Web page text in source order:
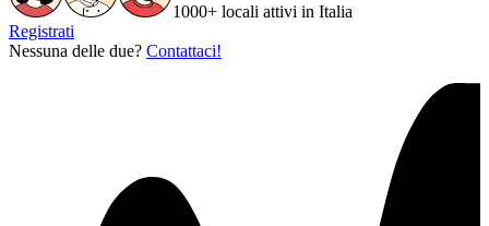
1000+ locali attivi in Italia
Registrati
Nessuna delle due? Contattaci!